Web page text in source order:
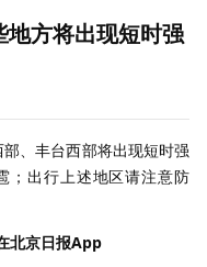
方将出现短时强
、丰台西部将出现短时强
；出行上述地区请注意防
北京日报App